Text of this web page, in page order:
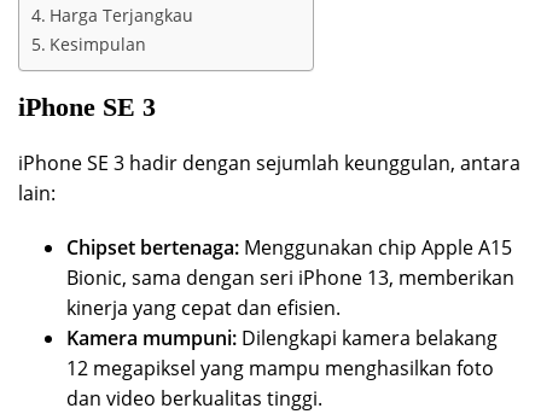
Harga Terjangkau
Kesimpulan
iPhone SE 3
iPhone SE 3 hadir dengan sejumlah keunggulan, antara
lain:
Chipset bertenaga: Menggunakan chip Apple A15
Bionic, sama dengan seri iPhone 13, memberikan
kinerja yang cepat dan efisien.
Kamera mumpuni: Dilengkapi kamera belakang
12 megapiksel yang mampu menghasilkan foto
dan video berkualitas tinggi.